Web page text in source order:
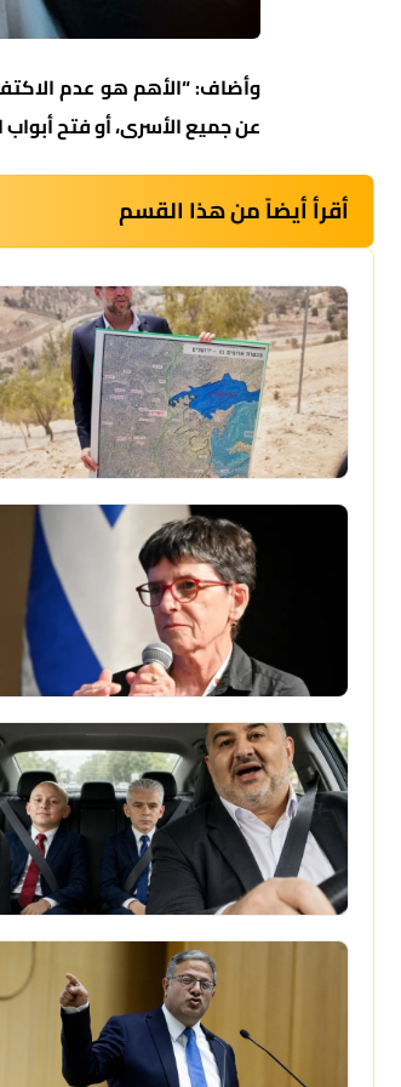
وأضاف: “الأهم هو عدم
عن جميع الأسرى، أو فتح أبواب
أقرأ أيضاً من هذا القسم